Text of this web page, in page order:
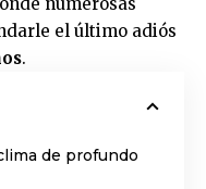
el último adiós
.
de profundo